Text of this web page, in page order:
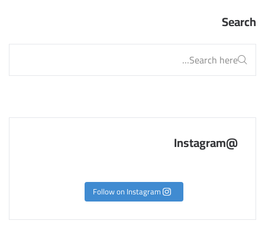
Search
@Instagram
Follow on Instagram